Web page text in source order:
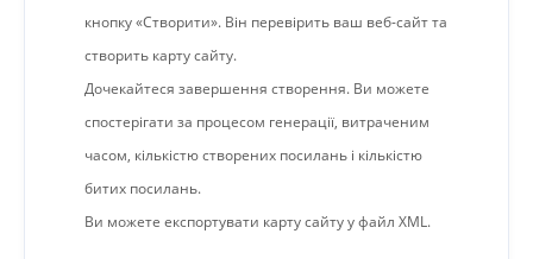
кнопку «Створити». Він перевірить ваш веб-сайт та
створить карту сайту.
Дочекайтеся завершення створення. Ви можете
спостерігати за процесом генерації, витраченим
часом, кількістю створених посилань і кількістю
битих посилань.
Ви можете експортувати карту сайту у файл XML.